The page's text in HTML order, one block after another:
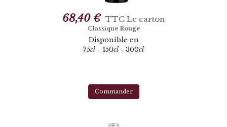
68,40 € TTCLe carton
Classique Rouge
Disponible en
75cl - 150cl - 300cl
Commander